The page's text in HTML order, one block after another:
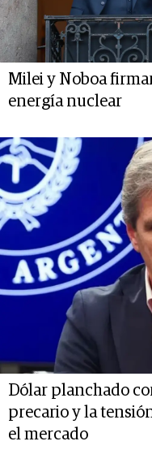
Milei y Noboa
energía nuclear
Dólar planchado
precario y la
el mercado